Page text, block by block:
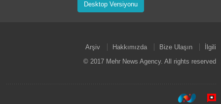
Desktop Versiyonu
Arşiv Hakkımızda Bize Ulaşın
İlgili
© 2017 Mehr News Agency. All rights reserved